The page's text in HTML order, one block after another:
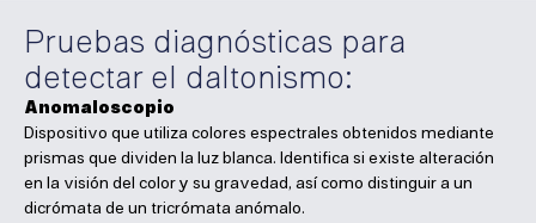
Pruebas diagnósticas para
detectar el daltonismo:
Anomaloscopio
Dispositivo que utiliza colores espectrales obtenidos mediante
prismas que dividen la luz blanca. Identifica si existe alteración
en la visión del color y su gravedad, así como distinguir a un
dicrómata de un tricrómata anómalo.